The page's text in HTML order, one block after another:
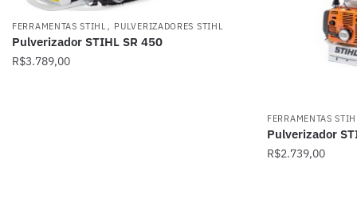
FERRAMENTAS STIHL, PULVERIZADORES STIHL
Pulverizador STIHL SR 450
R$3.789,00
FERRAMENTAS
Pulverizador
R$2.739,00